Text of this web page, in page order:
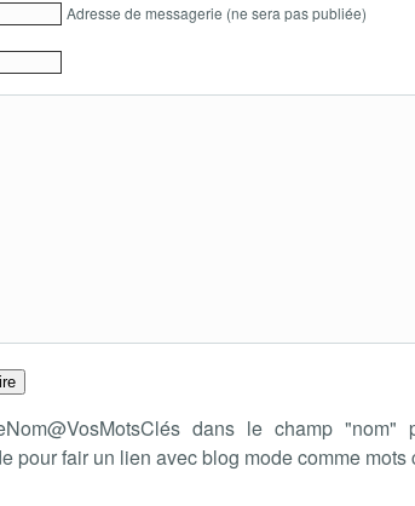
Adresse de messagerie (ne sera pas publiée)
dans le champ "nom"
pour fair un lien avec blog mode comme mots